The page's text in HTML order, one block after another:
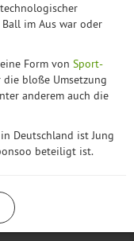
im Aus war oder
Form von Sport-
bloße Umsetzung
anderem auch die
Deutschland ist Jung
beteiligt ist.